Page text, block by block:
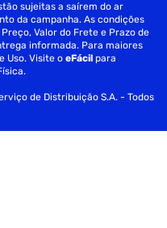
sujeitas a saírem do ar
da campanha. As condições
Valor do Frete e Prazo de
informada. Para maiores
Uso. Visite oeFácil para
de Distribuição S.A. - Todos